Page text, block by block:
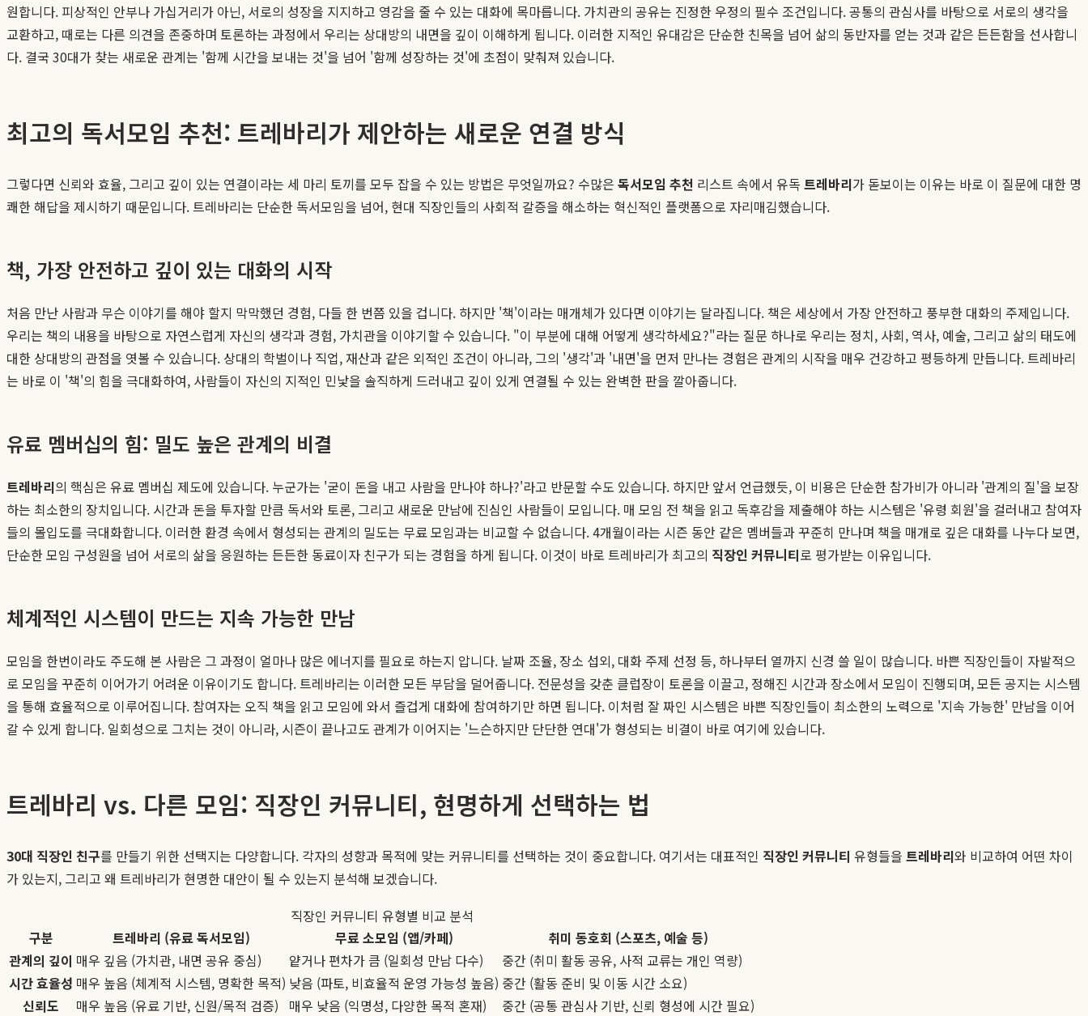
원합니다. 피상적인 안부나 가십거리가 아닌, 서로의 성장을 지지하고 영감을 줄 수 있는 대화에 목마릅니다. 가치관의 공유는 진정한 우정의 필수 조건입니다. 공통의 관심사를 바탕으로 서로의 생각을
교환하고, 때로는 다른 의견을 존중하며 토론하는 과정에서 우리는 상대방의 내면을 깊이 이해하게 됩니다. 이러한 지적인 유대감은 단순한 친목을 넘어 삶의 동반자를 얻는 것과 같은 든든함을 선사합니
다. 결국 30대가 찾는 새로운 관계는 '함께 시간을 보내는 것'을 넘어 '함께 성장하는 것'에 초점이 맞춰져 있습니다.
최고의 독서모임 추천: 트레바리가 제안하는 새로운 연결 방식
그렇다면 신뢰와 효율, 그리고 깊이 있는 연결이라는 세 마리 토끼를 모두 잡을 수 있는 방법은 무엇일까요? 수많은 독서모임 추천 리스트 속에서 유독 트레바리가 돋보이는 이유는 바로 이 질문에 대한 명
쾌한 해답을 제시하기 때문입니다. 트레바리는 단순한 독서모임을 넘어, 현대 직장인들의 사회적 갈증을 해소하는 혁신적인 플랫폼으로 자리매김했습니다.
책, 가장 안전하고 깊이 있는 대화의 시작
처음 만난 사람과 무슨 이야기를 해야 할지 막막했던 경험, 다들 한 번쯤 있을 겁니다. 하지만 '책'이라는 매개체가 있다면 이야기는 달라집니다. 책은 세상에서 가장 안전하고 풍부한 대화의 주제입니다.
우리는 책의 내용을 바탕으로 자연스럽게 자신의 생각과 경험, 가치관을 이야기할 수 있습니다. "이 부분에 대해 어떻게 생각하세요?"라는 질문 하나로 우리는 정치, 사회, 역사, 예술, 그리고 삶의 태도에
대한 상대방의 관점을 엿볼 수 있습니다. 상대의 학벌이나 직업, 재산과 같은 외적인 조건이 아니라, 그의 '생각'과 '내면'을 먼저 만나는 경험은 관계의 시작을 매우 건강하고 평등하게 만듭니다. 트레바리
는 바로 이 '책'의 힘을 극대화하여, 사람들이 자신의 지적인 민낯을 솔직하게 드러내고 깊이 있게 연결될 수 있는 완벽한 판을 깔아줍니다.
유료 멤버십의 힘: 밀도 높은 관계의 비결
트레바리의 핵심은 유료 멤버십 제도에 있습니다. 누군가는 '굳이 돈을 내고 사람을 만나야 하나?'라고 반문할 수도 있습니다. 하지만 앞서 언급했듯, 이 비용은 단순한 참가비가 아니라 '관계의 질'을 보장
하는 최소한의 장치입니다. 시간과 돈을 투자할 만큼 독서와 토론, 그리고 새로운 만남에 진심인 사람들이 모입니다. 매 모임 전 책을 읽고 독후감을 제출해야 하는 시스템은 '유령 회원'을 걸러내고 참여자
들의 몰입도를 극대화합니다. 이러한 환경 속에서 형성되는 관계의 밀도는 무료 모임과는 비교할 수 없습니다. 4개월이라는 시즌 동안 같은 멤버들과 꾸준히 만나며 책을 매개로 깊은 대화를 나누다 보면,
단순한 모임 구성원을 넘어 서로의 삶을 응원하는 든든한 동료이자 친구가 되는 경험을 하게 됩니다. 이것이 바로 트레바리가 최고의 직장인 커뮤니티로 평가받는 이유입니다.
체계적인 시스템이 만드는 지속 가능한 만남
모임을 한번이라도 주도해 본 사람은 그 과정이 얼마나 많은 에너지를 필요로 하는지 압니다. 날짜 조율, 장소 섭외, 대화 주제 선정 등, 하나부터 열까지 신경 쓸 일이 많습니다. 바쁜 직장인들이 자발적으
로 모임을 꾸준히 이어가기 어려운 이유이기도 합니다. 트레바리는 이러한 모든 부담을 덜어줍니다. 전문성을 갖춘 클럽장이 토론을 이끌고, 정해진 시간과 장소에서 모임이 진행되며, 모든 공지는 시스템
을 통해 효율적으로 이루어집니다. 참여자는 오직 책을 읽고 모임에 와서 즐겁게 대화에 참여하기만 하면 됩니다. 이처럼 잘 짜인 시스템은 바쁜 직장인들이 최소한의 노력으로 '지속 가능한' 만남을 이어
갈 수 있게 합니다. 일회성으로 그치는 것이 아니라, 시즌이 끝나고도 관계가 이어지는 '느슨하지만 단단한 연대'가 형성되는 비결이 바로 여기에 있습니다.
트레바리 vs. 다른 모임: 직장인 커뮤니티, 현명하게 선택하는 법
30대 직장인 친구를 만들기 위한 선택지는 다양합니다. 각자의 성향과 목적에 맞는 커뮤니티를 선택하는 것이 중요합니다. 여기서는 대표적인 직장인 커뮤니티 유형들을 트레바리와 비교하여 어떤 차이
가 있는지, 그리고 왜 트레바리가 현명한 대안이 될 수 있는지 분석해 보겠습니다.
직장인 커뮤니티 유형별 비교 분석
구분
트레바리 (유료 독서모임) 무료 소모임 (앱/카페)
취미 동호회 (스포츠, 예술 등)
관계의 깊이 매우 깊음 (가치관, 내면 공유 중심) 얕거나 편차가 큼 (일회성 만남 다수)
중간 (취미 활동 공유, 사적 교류는 개인 역량)
시간 효율성 매우 높음 (체계적 시스템, 명확한 목적) 낮음 (파토, 비효율적 운영 가능성 높음) 중간 (활동 준비 및 이동 시간 소요)
신뢰도
매우 높음 (유료 기반, 신원/목적 검증) 매우 낮음 (익명성, 다양한 목적 혼재)
중간 (공통 관심사 기반, 신뢰 형성에 시간 필요)